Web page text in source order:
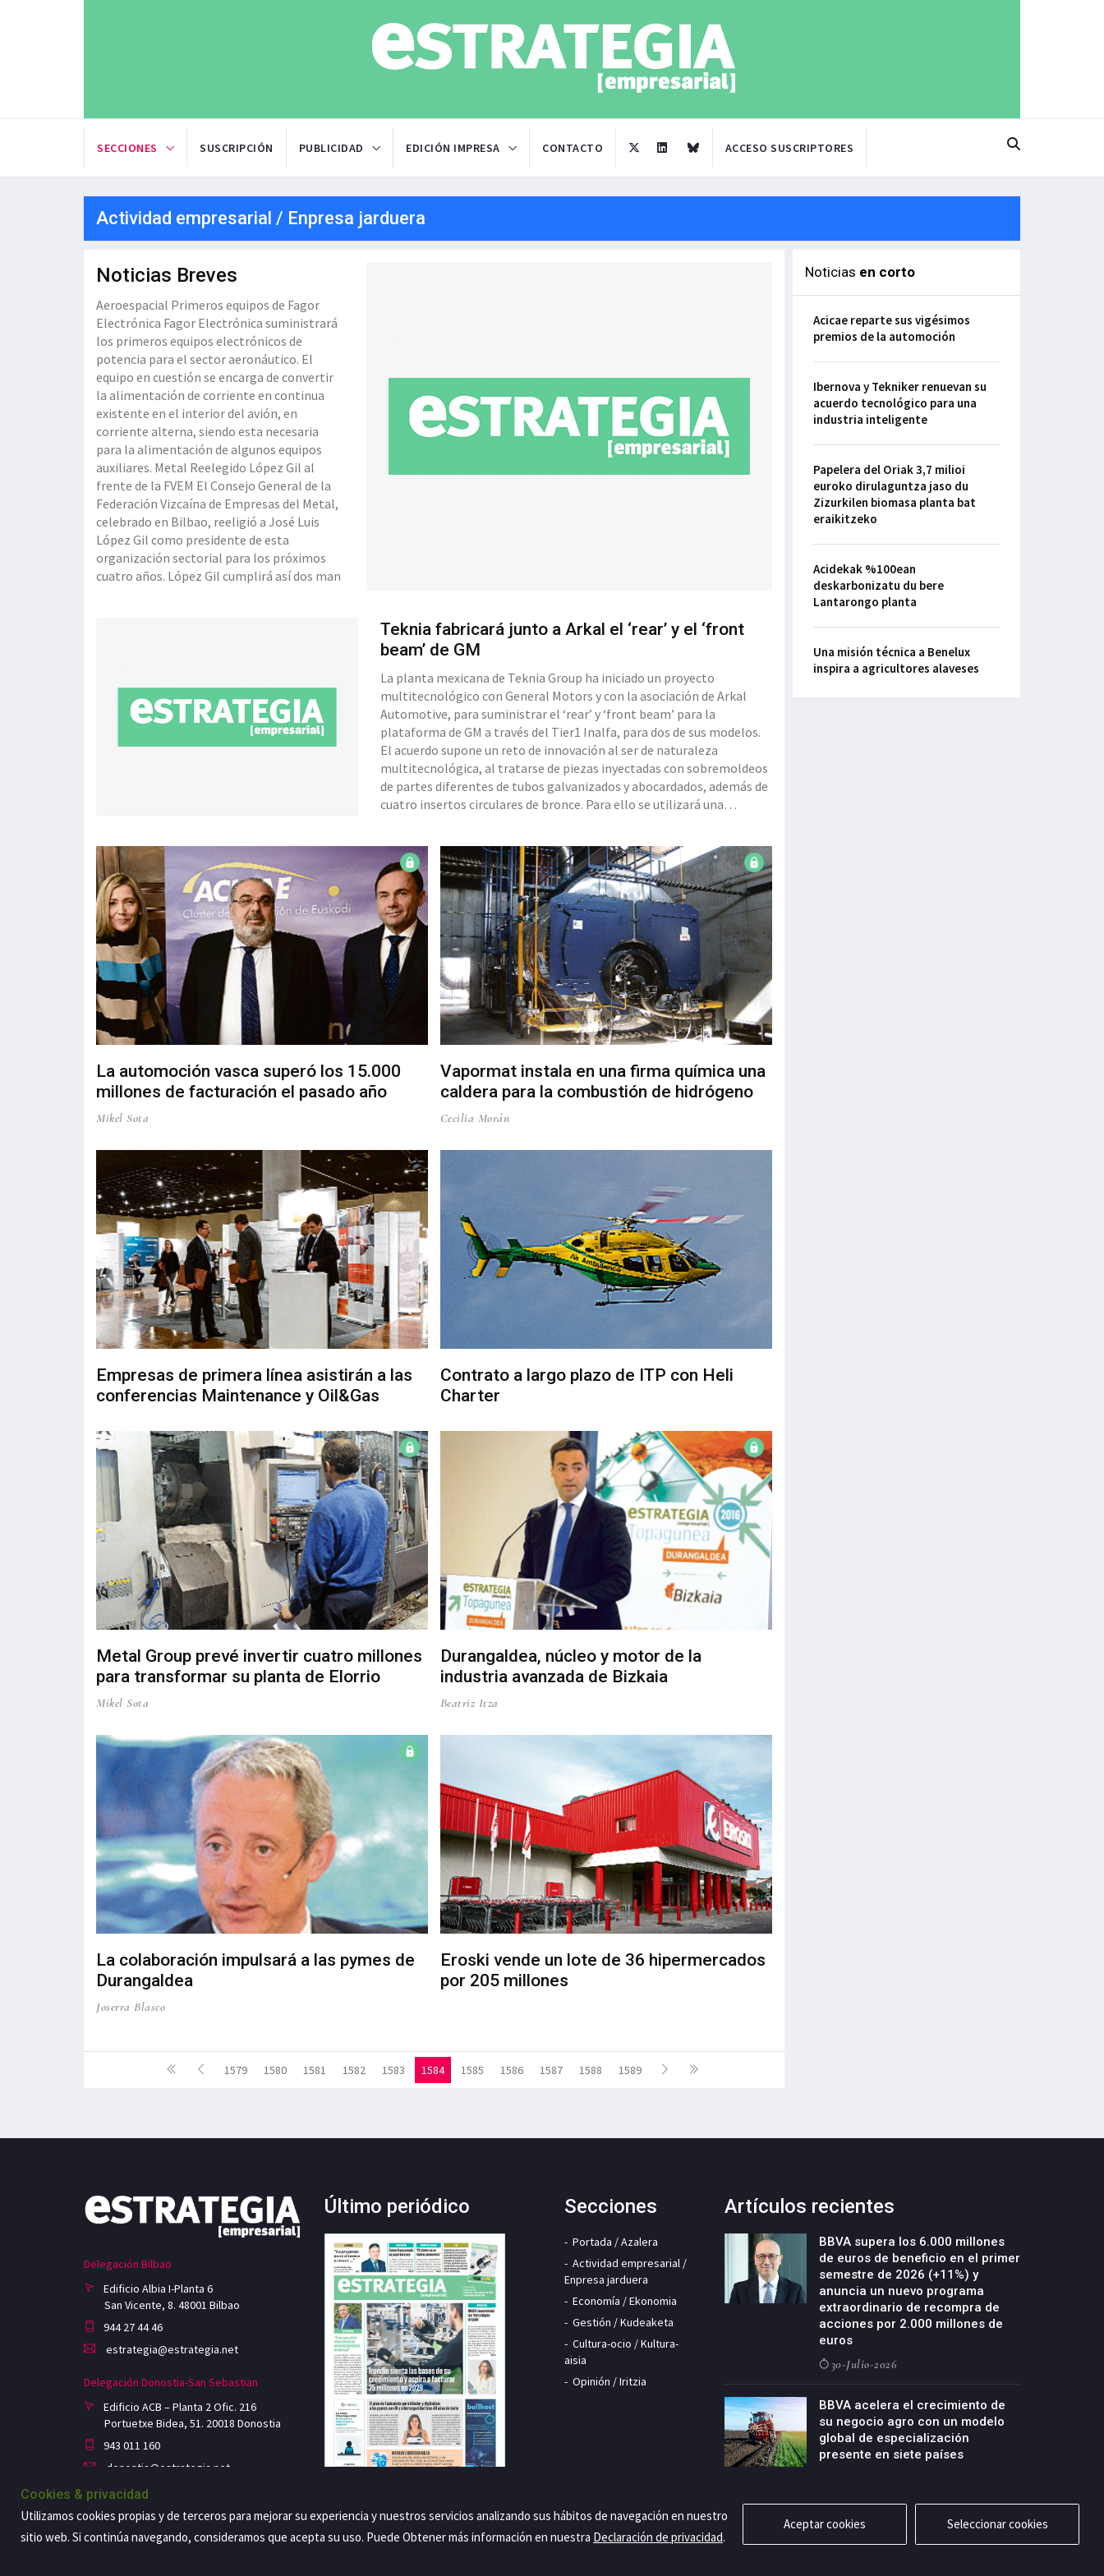
SECCIONES SUSCRIPCIÓN PUBLICIDAD EDICIÓN IMPRESA CONTACTO ACCESO SUSCRIPTORES
Actividad empresarial / Enpresa jarduera
Noticias Breves
Aeroespacial Primeros equipos de Fagor
Electrónica Fagor Electrónica suministrará
los primeros equipos electrónicos de
potencia para el sector aeronáutico. El
equipo en cuestión se encarga de convertir
la alimentación de corriente en continua
existente en el interior del avión, en
corriente alterna, siendo esta necesaria
para la alimentación de algunos equipos
auxiliares. Metal Reelegido López Gil al
frente de la FVEM El Consejo General de la
Federación Vizcaína de Empresas del Metal,
celebrado en Bilbao, reeligió a José Luis
López Gil como presidente de esta
organización sectorial para los próximos
cuatro años. López Gil cumplirá así dos man
Teknia fabricará junto a Arkal el ‘rear’ y el ‘front
beam’ de GM
La planta mexicana de Teknia Group ha iniciado un proyecto
multitecnológico con General Motors y con la asociación de Arkal
Automotive, para suministrar el ‘rear’ y ‘front beam’ para la
plataforma de GM a través del Tier1 Inalfa, para dos de sus modelos.
El acuerdo supone un reto de innovación al ser de naturaleza
multitecnológica, al tratarse de piezas inyectadas con sobremoldeos
de partes diferentes de tubos galvanizados y abocardados, además de
cuatro insertos circulares de bronce. Para ello se utilizará una
La automoción vasca superó los 15.000
millones de facturación el pasado año
Mikel Sota
Vapormat instala en una firma química una
caldera para la combustión de hidrógeno
Cecilia Morán
Empresas de primera línea asistirán a las
conferencias Maintenance y Oil&Gas
Contrato a largo plazo de ITP con Heli
Charter
Metal Group prevé invertir cuatro millones
para transformar su planta de Elorrio
Mikel Sota
Durangaldea, núcleo y motor de la
industria avanzada de Bizkaia
Beatriz Itza
La colaboración impulsará a las pymes de
Durangaldea
Joserra Blasco
Eroski vende un lote de 36 hipermercados
por 205 millones
1579 1580 1581 1582 1583 1584 1585 1586 1587 1588 1589
Noticias en corto
Acicae reparte sus vigésimos
premios de la automoción
Ibernova y Tekniker renuevan su
acuerdo tecnológico para una
industria inteligente
Papelera del Oriak 3,7 milioi
euroko dirulaguntza jaso du
Zizurkilen biomasa planta bat
eraikitzeko
Acidekak %100ean
deskarbonizatu du bere
Lantarongo planta
Una misión técnica a Benelux
inspira a agricultores alaveses
Delegación Bilbao
Edificio Albia I-Planta 6
San Vicente, 8. 48001 Bilbao
944 27 44 46
estrategia@estrategia.net
Delegación Donostia-San Sebastian
Edificio ACB – Planta 2 Ofic. 216
Portuetxe Bidea, 51. 20018 Donostia
943 011 160
donostia@estrategia.net
Último periódico Secciones
Portada / Azalera
Actividad empresarial /
Enpresa jarduera
Economía / Ekonomia
Gestión / Kudeaketa
Cultura-ocio / Kultura-
aisia
Opinión / Iritzia
Artículos recientes
BBVA supera los 6.000 millones
de euros de beneficio en el primer
semestre de 2026 (+11%) y
anuncia un nuevo programa
extraordinario de recompra de
acciones por 2.000 millones de
euros
30-Julio-2026
BBVA acelera el crecimiento de
su negocio agro con un modelo
global de especialización
presente en siete países
Cookies & privacidad
Utilizamos cookies propias y de terceros para mejorar su experiencia y nuestros servicios analizando sus hábitos de navegación en nuestro
sitio web. Si continúa navegando, consideramos que acepta su uso. Puede Obtener más información en nuestra Declaración de privacidad.
Aceptar cookies Seleccionar cookies